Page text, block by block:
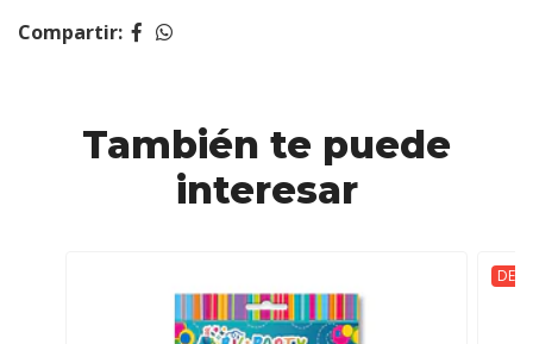
Compartir:
También te puede
interesar